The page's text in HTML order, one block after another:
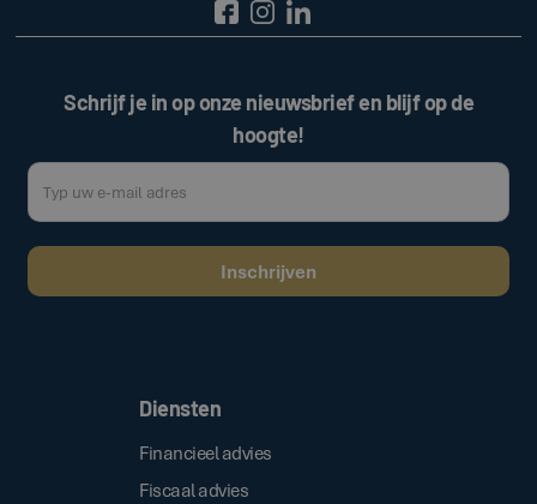
Schrijf je in op onze nieuwsbrief en blijf op de
hoogte!
Diensten
Financieel advies
Fiscaal advies